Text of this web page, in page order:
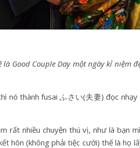
Good Couple Day một ngày kỉ niệm
nó thành fusai ふさい(夫妻) đọc
rất nhiều chuyện thú vị, như là bạn
hôn (không phải tiệc cưới) thế là họ